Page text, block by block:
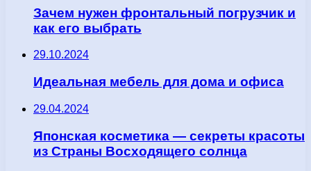
Зачем нужен фронтальный погрузчик и
как его выбрать
29.10.2024
Идеальная мебель для дома и офиса
29.04.2024
Японская косметика — секреты красоты
из Страны Восходящего солнца